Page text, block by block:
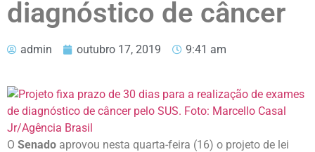
diagnóstico de câncer
admin outubro 17, 2019 9:41 am
O Senado aprovou nesta quarta-feira (16) o projeto de lei